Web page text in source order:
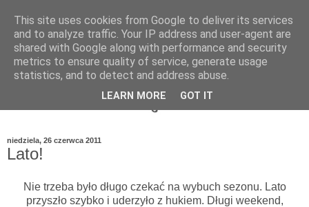
niedziela, 26 czerwca 2011
Lato!
Nie trzeba było długo czekać na wybuch sezonu. Lato
przyszło szybko i uderzyło z hukiem. Długi weekend,
This site uses cookies from Google to deliver its services
and to analyze traffic. Your IP address and user-agent are
shared with Google along with performance and security
metrics to ensure quality of service, generate usage
statistics, and to detect and address abuse.
LEARN MORE GOT IT